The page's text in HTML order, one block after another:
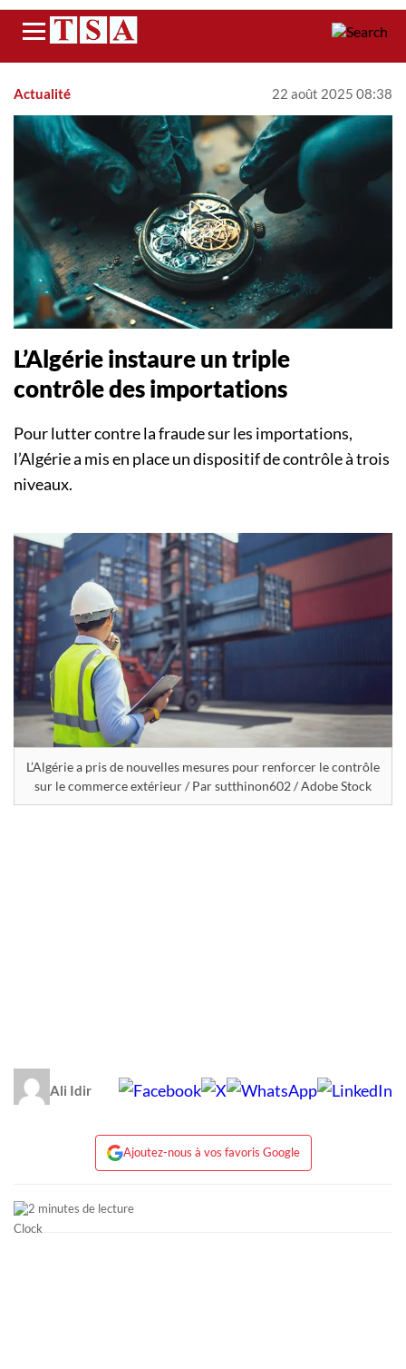
Menu
Actualité 22 août 2025 08:38
L’Algérie instaure un triple
contrôle des importations
Pour lutter contre la fraude sur les importations,
l’Algérie a mis en place un dispositif de contrôle à trois
niveaux.
L’Algérie a pris de nouvelles mesures pour renforcer le contrôle
sur le commerce extérieur / Par sutthinon602 / Adobe Stock
Ali Idir
Ajoutez-nous à vos favoris Google
2 minutes de lecture